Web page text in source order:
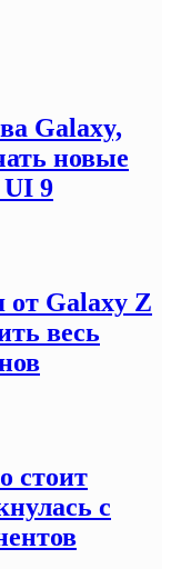
Galaxy,
новые
UI 9
от Galaxy Z
весь
стоит
с